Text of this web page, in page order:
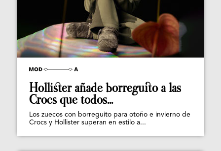
Hollister añade borreguito a las
Crocs que todos...
Los zuecos con borreguito para otoño e invierno de
Crocs y Hollister superan en estilo a...